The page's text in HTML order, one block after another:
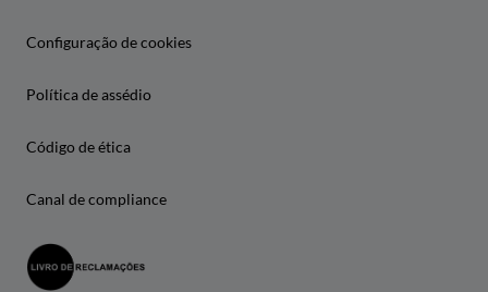
Configuração de cookies
Política de assédio
Código de ética
Canal de compliance